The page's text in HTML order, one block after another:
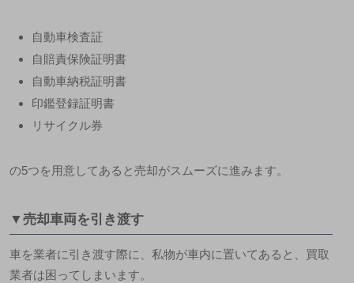
自動車検査証
自賠責保険証明書
自動車納税証明書
印鑑登録証明書
リサイクル券
の5つを用意してあると売却がスムーズに進みます。
▼売却車両を引き渡す
車を業者に引き渡す際に、私物が車内に置いてあると、買取
業者は困ってしまいます。